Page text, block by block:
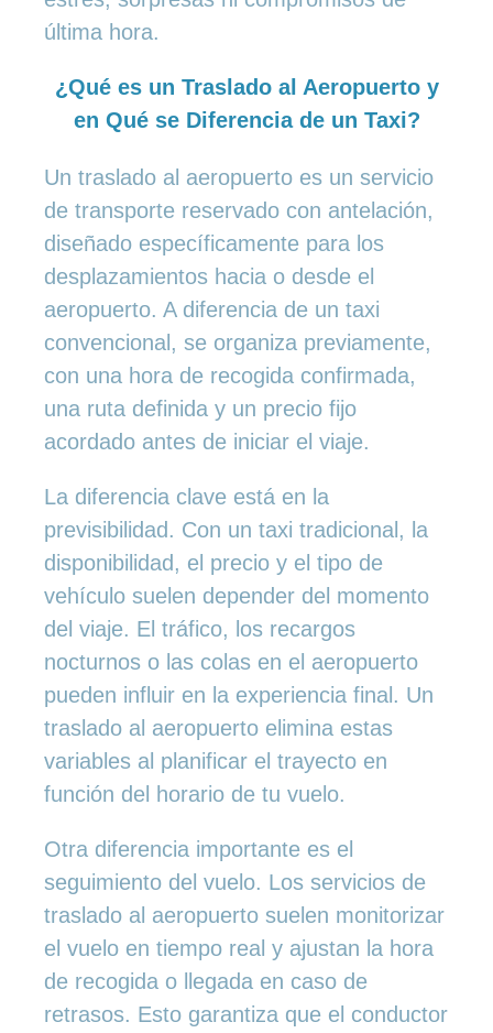
última hora.
¿Qué es un Traslado al Aeropuerto y
en Qué se Diferencia de un Taxi?
Un traslado al aeropuerto es un servicio
de transporte reservado con antelación,
diseñado específicamente para los
desplazamientos hacia o desde el
aeropuerto. A diferencia de un taxi
convencional, se organiza previamente,
con una hora de recogida confirmada,
una ruta definida y un precio fijo
acordado antes de iniciar el viaje.
La diferencia clave está en la
previsibilidad. Con un taxi tradicional, la
disponibilidad, el precio y el tipo de
vehículo suelen depender del momento
del viaje. El tráfico, los recargos
nocturnos o las colas en el aeropuerto
pueden influir en la experiencia final. Un
traslado al aeropuerto elimina estas
variables al planificar el trayecto en
función del horario de tu vuelo.
Otra diferencia importante es el
seguimiento del vuelo. Los servicios de
traslado al aeropuerto suelen monitorizar
el vuelo en tiempo real y ajustan la hora
de recogida o llegada en caso de
retrasos. Esto garantiza que el conductor